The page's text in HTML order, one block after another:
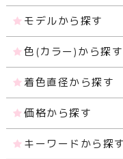
モデルから探す
色(カラー)から探す
着色直径から探す
価格から探す
キーワードから探す